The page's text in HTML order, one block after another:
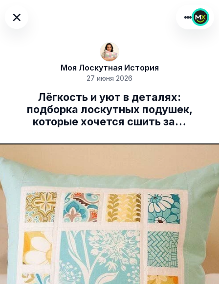
×
Моя Лоскутная История
27 июня 2026
Лёгкость и уют в деталях:
подборка лоскутных подушек,
которые хочется сшить за…